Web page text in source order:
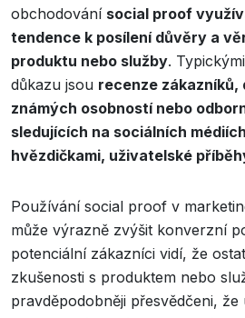
obchodování social proof
tendence k posílení důvěry a
produktu nebo služby.
důkazu jsou recenze zákazníků,
známých osobností nebo
sledujících na sociálních
hvězdičkami, uživatelské
Používání social proof v
může výrazně zvýšit konverzní
potenciální zákazníci vidí, že
zkušenosti s produktem nebo
pravděpodobněji přesvědčeni, že